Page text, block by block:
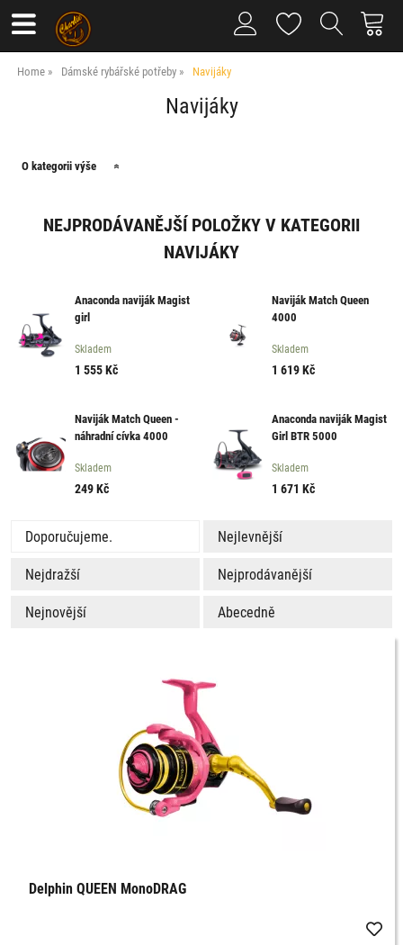
Home Dámské rybářské potřeby Navijáky
Navijáky
O kategorii výše
NEJPRODÁVANĚJŠÍ POLOŽKY V KATEGORII
NAVIJÁKY
Anaconda naviják Magist
girl
Skladem
1 555Kč
Naviják Match Queen
4000
Skladem
1 619Kč
Naviják Match Queen -
náhradní cívka 4000
Skladem
249Kč
Anaconda naviják Magist
Girl BTR 5000
Skladem
1 671 Kč
Doporučujeme.
Nejlevnější
Nejdražší
Nejprodávanější
Nejnovější
Abecedně
Delphin QUEEN MonoDRAG